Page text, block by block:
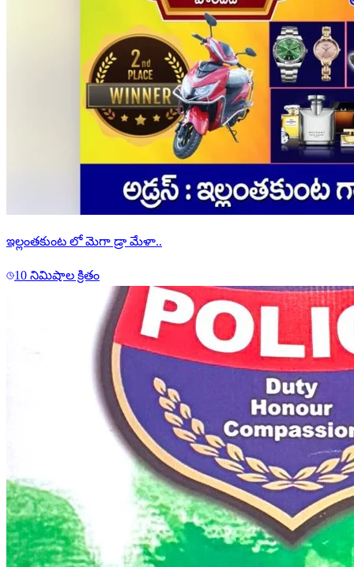
ఇల్లంతకుంట లో మెగా డ్రా మేళా..
10 నిమిషాల క్రితం